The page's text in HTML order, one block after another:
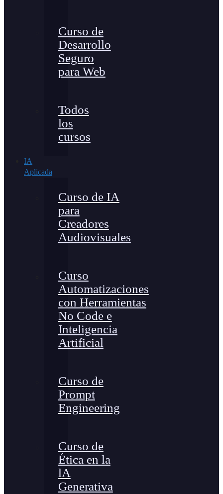
Curso de
Desarrollo
Seguro
para Web
Todos
los
cursos
IA
Aplicada
Curso de IA
para
Creadores
Audiovisuales
Curso
Automatizaciones
con Herramientas
No Code e
Inteligencia
Artificial
Curso de
Prompt
Engineering
Curso de
Ética en la
lA
Generativa